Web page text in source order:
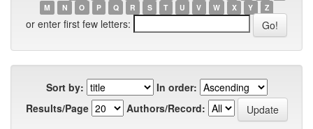
M
N O P Q R S T U V W X Y Z
or enter first few letters:
Sort by:
In order:
Results/Page
Authors/Record: